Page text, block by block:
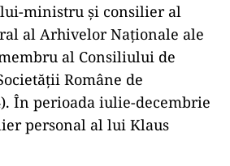
ministru şi consilier al
al Arhivelor Naţionale ale
al Consiliului de
Române de
În perioada iulie-decembrie
personal al lui Klaus